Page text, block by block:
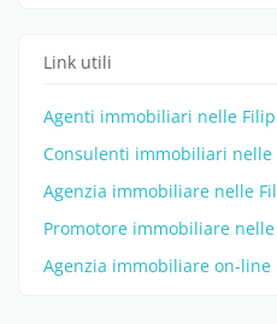
Link utili
Agenti immobiliari nelle
Consulenti immobiliari
Agenzia immobiliare nelle
Promotore immobiliare
Agenzia immobiliare on-